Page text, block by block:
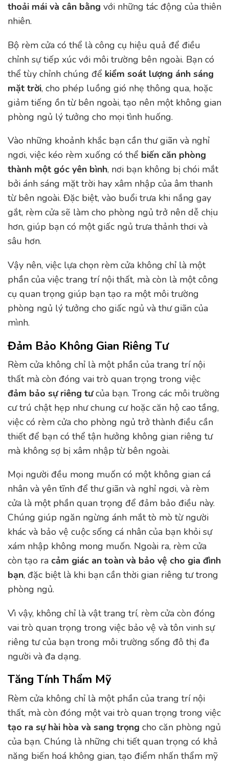
thoải mái và cân bằng với những tác động của thiên
nhiên.
Bộ rèm cửa có thể là công cụ hiệu quả để điều
chỉnh sự tiếp xúc với môi trường bên ngoài. Bạn có
thể tùy chỉnh chúng để kiểm soát lượng ánh sáng
mặt trời, cho phép luồng gió nhẹ thông qua, hoặc
giảm tiếng ồn từ bên ngoài, tạo nên một không gian
phòng ngủ lý tưởng cho mọi tình huống.
Vào những khoảnh khắc bạn cần thư giãn và nghỉ
ngơi, việc kéo rèm xuống có thể biến căn phòng
thành một góc yên bình, nơi bạn không bị chói mắt
bởi ánh sáng mặt trời hay xâm nhập của âm thanh
từ bên ngoài. Đặc biệt, vào buổi trưa khi nắng gay
gắt, rèm cửa sẽ làm cho phòng ngủ trở nên dễ chịu
hơn, giúp bạn có một giấc ngủ trưa thảnh thơi và
sâu hơn.
Vậy nên, việc lựa chọn rèm cửa không chỉ là một
phần của việc trang trí nội thất, mà còn là một công
cụ quan trọng giúp bạn tạo ra một môi trường
phòng ngủ lý tưởng cho giấc ngủ và thư giãn của
mình.
Đảm Bảo Không Gian Riêng Tư
Rèm cửa không chỉ là một phần của trang trí nội
thất mà còn đóng vai trò quan trọng trong việc
đảm bảo sự riêng tưcủa bạn. Trong các môi trường
cư trú chật hẹp như chung cư hoặc căn hộ cao tầng,
việc có rèm cửa cho phòng ngủ trở thành điều cần
thiết để bạn có thể tận hưởng không gian riêng tư
mà không sợ bị xâm nhập từ bên ngoài.
Mọi người đều mong muốn có một không gian cá
nhân và yên tĩnh để thư giãn và nghỉ ngơi, và rèm
cửa là một phần quan trọng để đảm bảo điều này.
Chúng giúp ngăn ngừng ánh mắt tò mò từ người
khác và bảo vệ cuộc sống cá nhân của bạn khỏi sự
xám nhập không mong muốn. Ngoài ra, rèm cửa
còn tạo ra cảm giác an toàn và bảo vệ cho gia đình
bạn, đặc biệt là khi bạn cần thời gian riêng tư trong
phòng ngủ.
Vì vậy, không chỉ là vật trang trí, rèm cửa còn đóng
vai trò quan trọng trong việc bảo vệ và tôn vinh sự
riêng tư của bạn trong môi trường sống đô thị đa
người và đa dạng.
Tăng Tính Thẩm Mỹ
Rèm cửa không chỉ là một phần của trang trí nội
thất, mà còn đóng một vai trò quan trọng trong việc
tạo ra sự hài hòa và sang trọng cho căn phòng ngủ
của bạn. Chúng là những chi tiết quan trọng có khả
năng biến hoá không gian, tạo điểm nhấn thẩm mỹ